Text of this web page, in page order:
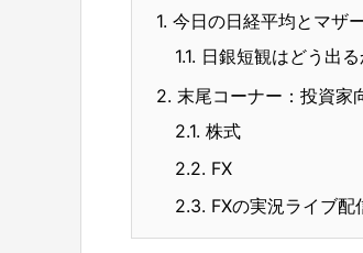
1. 今日の日経平均とマザ
1.1. 日銀短観はどう出
2. 末尾コーナー：投資家
2.1. 株式
2.2. FX
2.3. FXの実況ライブ配